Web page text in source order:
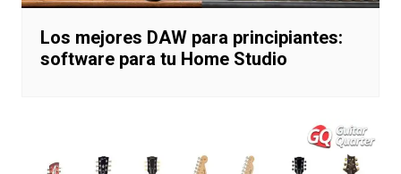
Los mejores DAW para principiantes:
software para tu Home Studio